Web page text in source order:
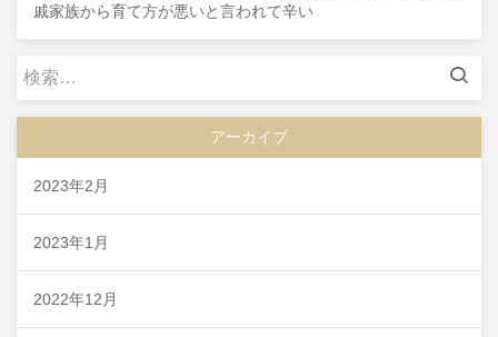
戚家族から育て方が悪いと言われて辛い
検
アーカイブ
2023年2月
2023年1月
2022年12月